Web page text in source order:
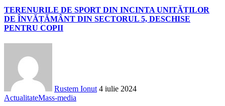
TERENURILE DE SPORT DIN INCINTA UNITĂȚILOR
DE ÎNVĂȚĂMÂNT DIN SECTORUL 5, DESCHISE
PENTRU COPII
Rustem Ionut 4 iulie 2024
ActualitateMass-media